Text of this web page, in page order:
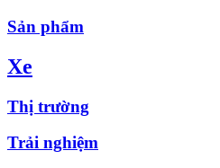
Sản phẩm
Xe
Thị trường
Trải nghiệm